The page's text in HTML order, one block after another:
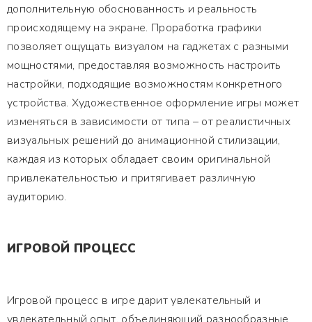
дополнительную обоснованность и реальность
происходящему на экране. Проработка графики
позволяет ощущать визуалом на гаджетах с разными
мощностями, предоставляя возможность настроить
настройки, подходящие возможностям конкретного
устройства. Художественное оформление игры может
изменяться в зависимости от типа – от реалистичных
визуальных решений до анимационной стилизации,
каждая из которых обладает своим оригинальной
привлекательностью и притягивает различную
аудиторию.
ИГРОВОЙ ПРОЦЕСС
Игровой процесс в игре дарит увлекательный и